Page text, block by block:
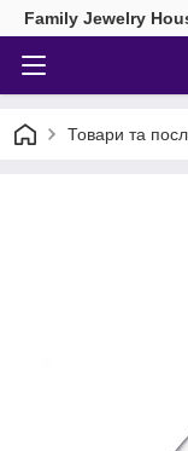
Family Jewelry
Товари та